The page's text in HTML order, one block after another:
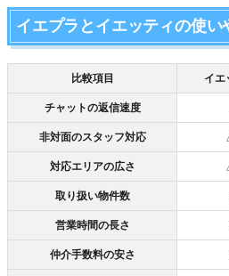
イエプラとイエッティの使い
比較項目 イエ
チャットの返信速度
非対面のスタッフ対応
対応エリアの広さ
取り扱い物件数
営業時間の長さ
仲介手数料の安さ